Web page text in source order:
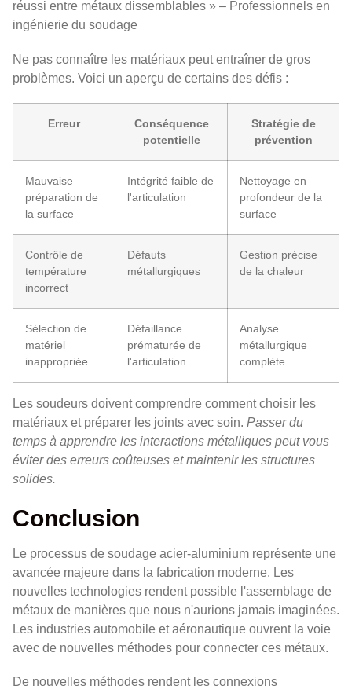
réussi entre métaux dissemblables » – Professionnels en
ingénierie du soudage
Ne pas connaître les matériaux peut entraîner de gros
problèmes. Voici un aperçu de certains des défis :
Erreur
Conséquence
potentielle
Stratégie de
prévention
Mauvaise
préparation de
la surface
Intégrité faible de
l'articulation
Nettoyage en
profondeur de la
surface
Contrôle de
température
incorrect
Défauts
métallurgiques
Gestion précise
de la chaleur
Sélection de
matériel
inappropriée
Défaillance
prématurée de
l'articulation
Analyse
métallurgique
complète
Les soudeurs doivent comprendre comment choisir les
matériaux et préparer les joints avec soin. Passer du
temps à apprendre les interactions métalliques peut vous
éviter des erreurs coûteuses et maintenir les structures
solides.
Conclusion
Le processus de soudage acier-aluminium représente une
avancée majeure dans la fabrication moderne. Les
nouvelles technologies rendent possible l'assemblage de
métaux de manières que nous n'aurions jamais imaginées.
Les industries automobile et aéronautique ouvrent la voie
avec de nouvelles méthodes pour connecter ces métaux.
De nouvelles méthodes rendent les connexions